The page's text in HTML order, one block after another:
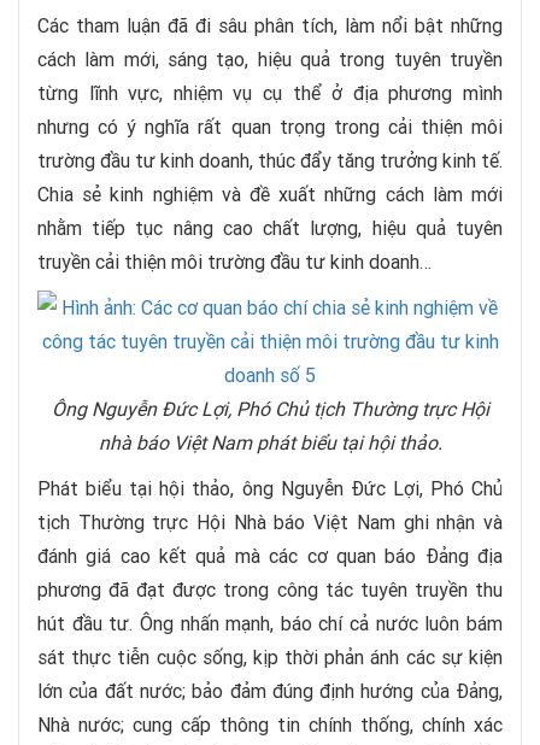
Các tham luận đã đi sâu phân tích, làm nổi bật những
cách làm mới, sáng tạo, hiệu quả trong tuyên truyền
từng lĩnh vực, nhiệm vụ cụ thể ở địa phương mình
nhưng có ý nghĩa rất quan trọng trong cải thiện môi
trường đầu tư kinh doanh, thúc đẩy tăng trưởng kinh tế.
Chia sẻ kinh nghiệm và đề xuất những cách làm mới
nhằm tiếp tục nâng cao chất lượng, hiệu quả tuyên
truyền cải thiện môi trường đầu tư kinh doanh…
Ông Nguyễn Đức Lợi, Phó Chủ tịch Thường trực Hội
nhà báo Việt Nam phát biểu tại hội thảo.
Phát biểu tại hội thảo, ông Nguyễn Đức Lợi, Phó Chủ
tịch Thường trực Hội Nhà báo Việt Nam ghi nhận và
đánh giá cao kết quả mà các cơ quan báo Đảng địa
phương đã đạt được trong công tác tuyên truyền thu
hút đầu tư. Ông nhấn mạnh, báo chí cả nước luôn bám
sát thực tiễn cuộc sống, kịp thời phản ánh các sự kiện
lớn của đất nước; bảo đảm đúng định hướng của Đảng,
Nhà nước; cung cấp thông tin chính thống, chính xác